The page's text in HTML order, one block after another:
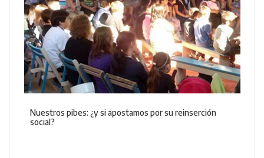
Nuestros pibes: ¿y si apostamos por su reinserción
social?